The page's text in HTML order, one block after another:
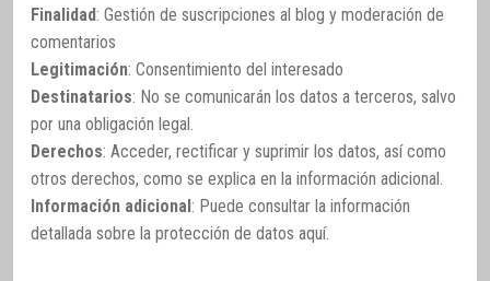
Finalidad: Gestión de suscripciones al blog y moderación de
comentarios
Legitimación: Consentimiento del interesado
Destinatarios: No se comunicarán los datos a terceros, salvo
por una obligación legal.
Derechos: Acceder, rectificar y suprimir los datos, así como
otros derechos, como se explica en la información adicional.
Información adicional : Puede consultar la información
detallada sobre la protección de datos aquí.